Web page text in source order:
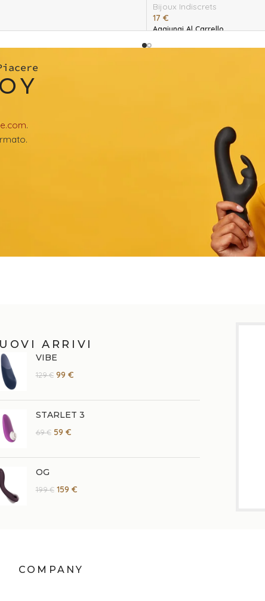
Bijoux Indiscrets
17 €
Aggiungi Al Carrello
.
ARRIVI
VIBE
129€ 99 €
STARLET 3
69€ 59 €
OG
199€ 159 €
COMPANY